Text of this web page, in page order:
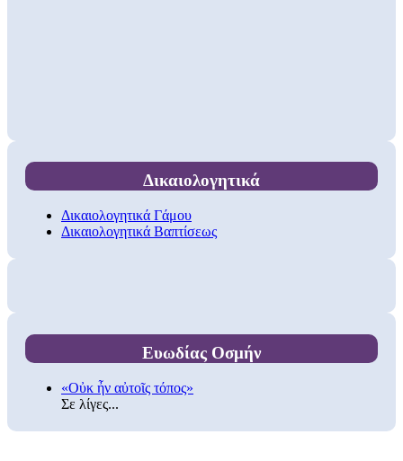
Δικαιολογητικά
Δικαιολογητικά Γάμου
Δικαιολογητικά Βαπτίσεως
Ευωδίας Οσμήν
«Οὐκ ἦν αὐτοῖς τόπος»
Σε λίγες...